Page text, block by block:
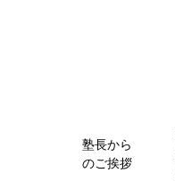
塾長から
のご挨拶